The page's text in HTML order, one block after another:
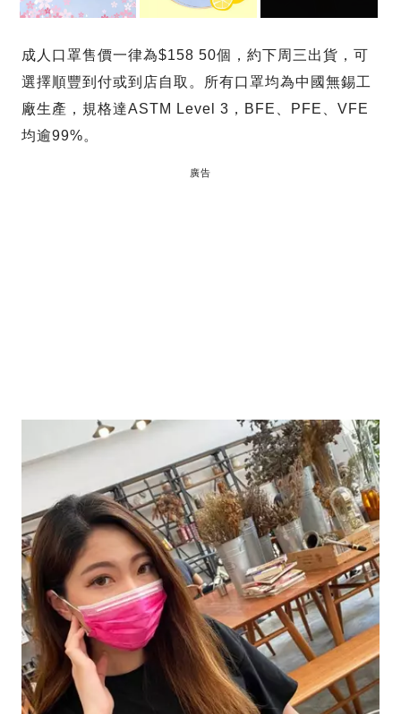
成人口罩售價一律為$158 50個，約下周三出貨，可
選擇順豐到付或到店自取。所有口罩均為中國無錫工
廠生產，規格達ASTM Level 3，BFE、PFE、VFE
均逾99%。
廣告